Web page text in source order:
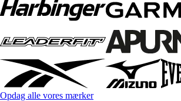
Opdag alle vores mærker